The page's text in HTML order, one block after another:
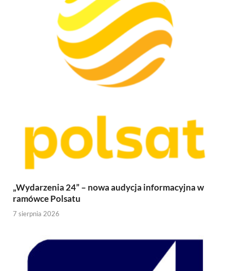
„Wydarzenia 24” – nowa audycja informacyjna w
ramówce Polsatu
7 sierpnia 2026